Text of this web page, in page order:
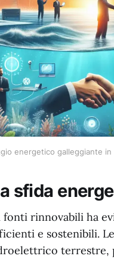
energetico galleggiante
sfida
fonti rinnovabili ha
e sostenibili.
terrestre,